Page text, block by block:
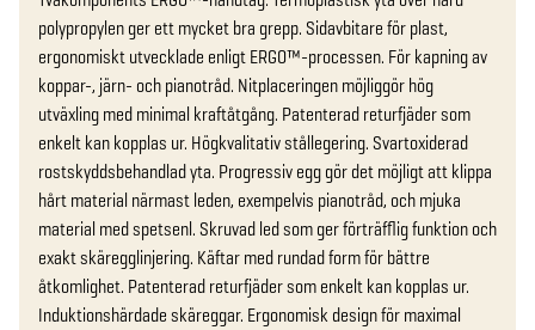
polypropylen ger ett mycket bra grepp. Sidavbitare för plast,
ergonomiskt utvecklade enligt ERGO™-processen. För kapning av
koppar-, järn- och pianotråd. Nitplaceringen möjliggör hög
utväxling med minimal kraftåtgång. Patenterad returfjäder som
enkelt kan kopplas ur. Högkvalitativ stållegering. Svartoxiderad
rostskyddsbehandlad yta. Progressiv egg gör det möjligt att klippa
hårt material närmast leden, exempelvis pianotråd, och mjuka
material med spetsenl. Skruvad led som ger förträfflig funktion och
exakt skäregglinjering. Käftar med rundad form för bättre
åtkomlighet. Patenterad returfjäder som enkelt kan kopplas ur.
Induktionshärdade skäreggar. Ergonomisk design för maximal